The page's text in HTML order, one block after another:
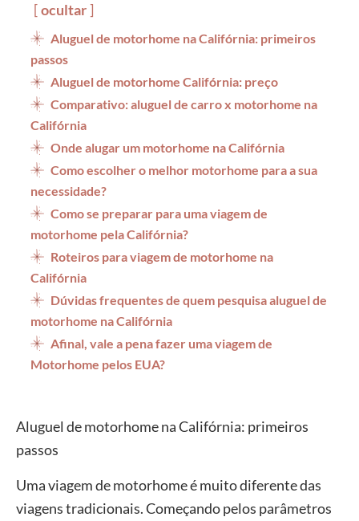
ocultar
Aluguel de motorhome na Califórnia: primeiros
passos
Aluguel de motorhome Califórnia: preço
Comparativo: aluguel de carro x motorhome na
Califórnia
Onde alugar um motorhome na Califórnia
Como escolher o melhor motorhome para a sua
necessidade?
Como se preparar para uma viagem de
motorhome pela Califórnia?
Roteiros para viagem de motorhome na
Califórnia
Dúvidas frequentes de quem pesquisa aluguel de
motorhome na Califórnia
Afinal, vale a pena fazer uma viagem de
Motorhome pelos EUA?
Aluguel de motorhome na Califórnia: primeiros
passos
Uma viagem de motorhome é muito diferente das
viagens tradicionais. Começando pelos parâmetros